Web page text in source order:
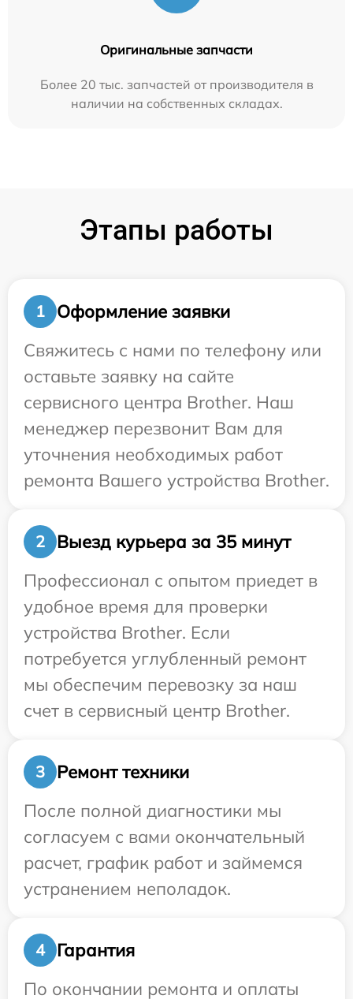
Оригинальные запчасти
Более 20 тыс. запчастей от производителя в
наличии на собственных складах.
Этапы работы
1
Оформление заявки
Свяжитесь с нами по телефону или
оставьте заявку на сайте
сервисного центра Brother. Наш
менеджер перезвонит Вам для
уточнения необходимых работ
ремонта Вашего устройства Brother.
2
Выезд курьера за 35 минут
Профессионал с опытом приедет в
удобное время для проверки
устройства Brother. Если
потребуется углубленный ремонт
мы обеспечим перевозку за наш
счет в сервисный центр Brother.
3
Ремонт техники
После полной диагностики мы
согласуем с вами окончательный
расчет, график работ и займемся
устранением неполадок.
4
Гарантия
По окончании ремонта и оплаты